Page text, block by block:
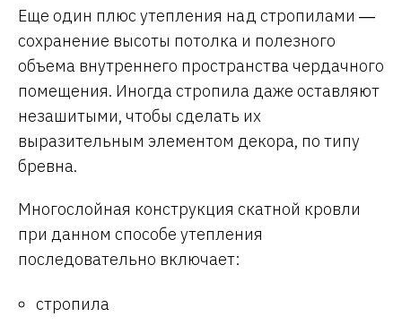
Еще один плюс утепления над стропилами ―
сохранение высоты потолка и полезного
объема внутреннего пространства чердачного
помещения. Иногда стропила даже оставляют
незашитыми, чтобы сделать их
выразительным элементом декора, по типу
бревна.
Многослойная конструкция скатной кровли
при данном способе утепления
последовательно включает:
стропила